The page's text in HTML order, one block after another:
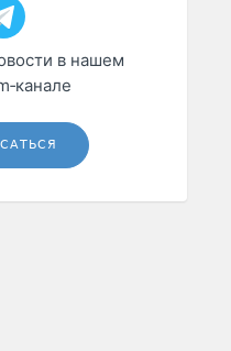
в нашем